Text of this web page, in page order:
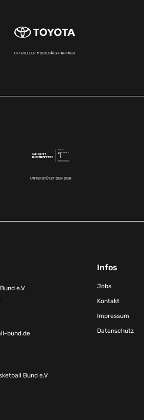
OFFIZIELLER MOBILITÄTS-PARTNER
UNTERSTÜTZT DEN DBB
e.V
bund.de
Infos
Jobs
Kontakt
Impressum
Datenschutz
Bund e.V